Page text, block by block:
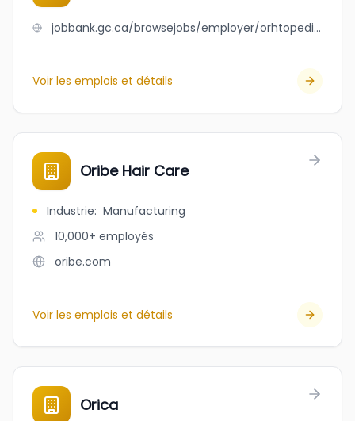
jobbank.gc.ca/browsejobs/employer/orhtopedic+department/ca
Voir les emplois et détails
Oribe Hair Care
Industrie: Manufacturing
10,000+ employés
oribe.com
Voir les emplois et détails
Orica